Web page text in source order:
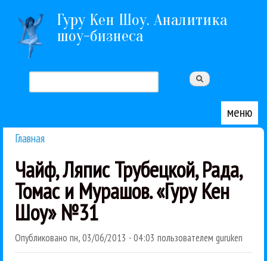
Перейти к основному содержанию
Гуру Кен Шоу. Аналитика
шоу-бизнеса
Форма поиска
меню
Главная
Чайф, Ляпис Трубецкой, Рада,
Томас и Мурашов. «Гуру Кен
Шоу» №31
Опубликовано пн, 03/06/2013 - 04:03 пользователем guruken